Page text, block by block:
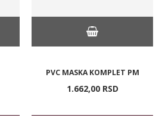
PVC MASKA KOMPLET PM
1.662,00 RSD